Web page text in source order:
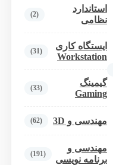
استاندارد
نظامی
(2)
ایستگاه کاری
Workstation
(31)
گیمینگ
Gaming
(33)
مهندسی و 3D (62)
مهندسی و
برنامه نویسی
(191)